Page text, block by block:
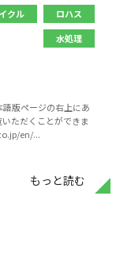
クル
ロハス
水処理
版ページの右上にあ
ただくことができま
en/...
もっと読む